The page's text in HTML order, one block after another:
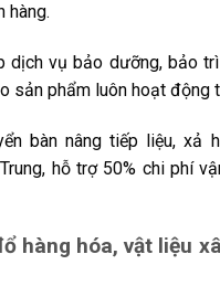
hàng.
dịch vụ bảo dưỡng, bảo
sản phẩm luôn hoạt động
bàn nâng tiếp liệu, xả
hỗ trợ 50% chi phí
hàng hóa, vật liệu